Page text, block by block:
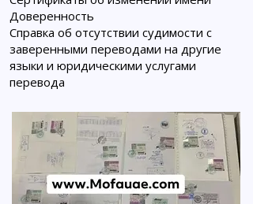
Доверенность
Справка об отсутствии судимости с
заверенными переводами на другие
языки и юридическими услугами
перевода